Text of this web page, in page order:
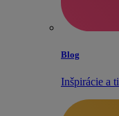
Blog
Inšpirácie a